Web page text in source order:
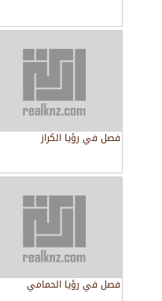
فصل في رؤيا الكراز
فصل في رؤيا الحمامي